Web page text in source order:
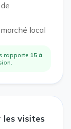
local
rapporte 15 à
les visites